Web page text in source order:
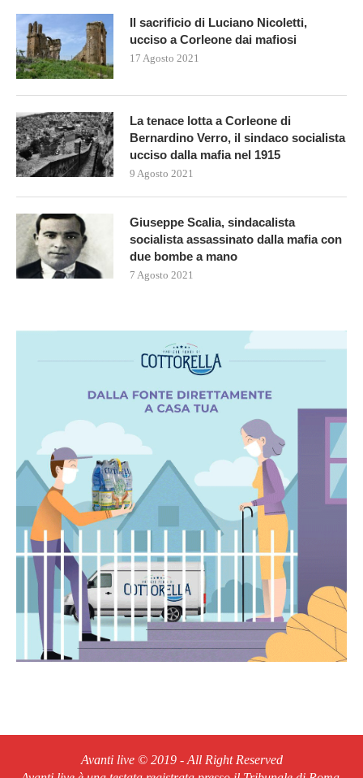
Il sacrificio di Luciano Nicoletti,
ucciso a Corleone dai mafiosi
17 Agosto 2021
La tenace lotta a Corleone di
Bernardino Verro, il sindaco socialista
ucciso dalla mafia nel 1915
9 Agosto 2021
Giuseppe Scalia, sindacalista
socialista assassinato dalla mafia con
due bombe a mano
7 Agosto 2021
Avanti live © 2019 - All Right Reserved